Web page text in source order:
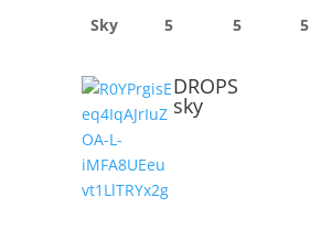
Sky 5 5 5
DROPS
sky